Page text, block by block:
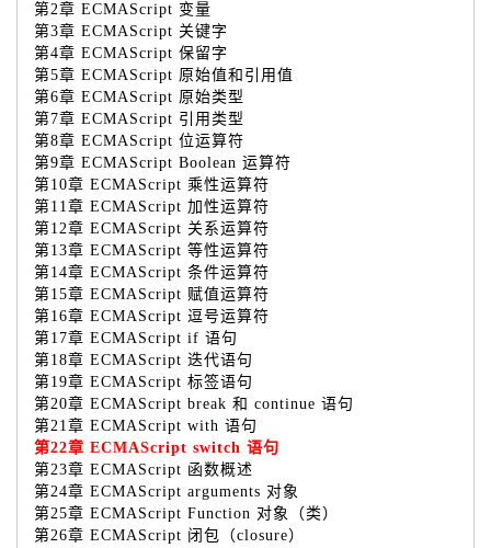
第2章 ECMAScript 变量
第3章 ECMAScript 关键字
第4章 ECMAScript 保留字
第5章 ECMAScript 原始值和引用值
第6章 ECMAScript 原始类型
第7章 ECMAScript 引用类型
第8章 ECMAScript 位运算符
第9章 ECMAScript Boolean 运算符
第10章 ECMAScript 乘性运算符
第11章 ECMAScript 加性运算符
第12章 ECMAScript 关系运算符
第13章 ECMAScript 等性运算符
第14章 ECMAScript 条件运算符
第15章 ECMAScript 赋值运算符
第16章 ECMAScript 逗号运算符
第17章 ECMAScript if 语句
第18章 ECMAScript 迭代语句
第19章 ECMAScript 标签语句
第20章 ECMAScript break 和 continue 语句
第21章 ECMAScript with 语句
第22章 ECMAScript switch 语句
第23章 ECMAScript 函数概述
第24章 ECMAScript arguments 对象
第25章 ECMAScript Function 对象（类）
第26章 ECMAScript 闭包（closure）